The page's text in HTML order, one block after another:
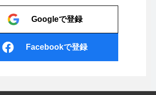
Googleで登録
Facebookで登録